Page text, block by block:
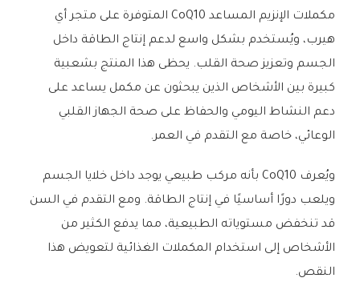
مكملات الإنزيم المساعد CoQ10 المتوفرة على متجر أي
هيرب، ويُستخدم بشكل واسع لدعم إنتاج الطاقة داخل
الجسم وتعزيز صحة القلب. يحظى هذا المنتج بشعبية
كبيرة بين الأشخاص الذين يبحثون عن مكمل يساعد على
دعم النشاط اليومي والحفاظ على صحة الجهاز القلبي
الوعائي، خاصة مع التقدم في العمر.
ويُعرف CoQ10 بأنه مركب طبيعي يوجد داخل خلايا الجسم
ويلعب دورًا أساسيًا في إنتاج الطاقة. ومع التقدم في السن
قد تنخفض مستوياته الطبيعية، مما يدفع الكثير من
الأشخاص إلى استخدام المكملات الغذائية لتعويض هذا
النقص.